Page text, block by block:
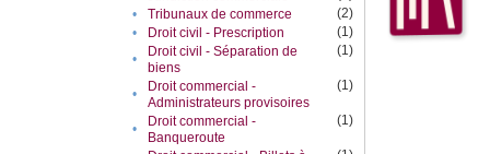
•
Tribunaux de commerce
(2)
•
Droit civil - Prescription
(1)
•
Droit civil - Séparation de
biens
(1)
•
Droit commercial -
Administrateurs provisoires
(1)
•
Droit commercial -
Banqueroute
(1)